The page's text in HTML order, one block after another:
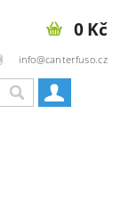
info@canterfuso.cz
0 Kč